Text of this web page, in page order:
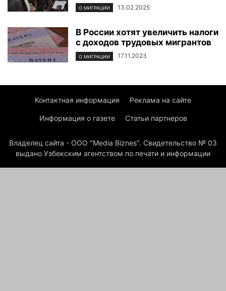
О МИГРАЦИИ 13.02.2025
В России хотят увеличить налоги
с доходов трудовых мигрантов
О МИГРАЦИИ 17.11.2023
Контактная информация Реклама на сайте
Информация о газете Статьи партнеров
Владелец сайта - ООО "Media Biznes". Свидетельство № 03
выдано Узбекским агентством по печати и информации